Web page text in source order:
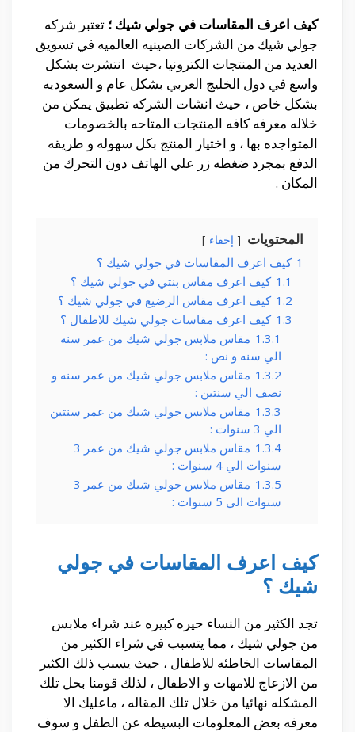
كيف اعرف المقاسات في جولي شيك ؛ تعتبر شركه
جولي شيك من الشركات الصينيه العالميه في تسويق
العديد من المنتجات الكترونيا ،حيث انتشرت بشكل
واسع في دول الخليج العربي بشكل عام و السعوديه
بشكل خاص ، حيث انشات الشركه تطبيق يمكن من
خلاله معرفه كافه المنتجات المتاحه بالخصومات
المتواجده بها ، و اختيار المنتج بكل سهوله و طريقه
الدفع بمجرد ضغطه زر علي الهاتف دون التحرك من
المكان .
المحتويات إخفاء
1 كيف اعرف المقاسات في جولي شيك ؟
1.1 كيف اعرف مقاس بنتي في جولي شيك ؟
1.2 كيف اعرف مقاس الرضيع في جولي شيك ؟
1.3 كيف اعرف مقاسات جولي شيك للاطفال ؟
1.3.1 مقاس ملابس جولي شيك من عمر سنه
الي سنه و نص :
1.3.2 مقاس ملابس جولي شيك من عمر سنه و
نصف الي سنتين :
1.3.3 مقاس ملابس جولي شيك من عمر سنتين
الي 3 سنوات :
1.3.4
مقاس ملابس جولي شيك من عمر 3
سنوات الي 4 سنوات :
1.3.5
مقاس ملابس جولي شيك من عمر 3
سنوات الي 5 سنوات :
كيف اعرف المقاسات في جولي
شيك ؟
تجد الكثير من النساء حيره كبيره عند شراء ملابس
من جولي شيك ، مما يتسبب في شراء الكثير من
المقاسات الخاطئه للاطفال ، حيث يسبب ذلك الكثير
من الازعاج للامهات و الاطفال ، لذلك قومنا بحل تلك
المشكله نهائيا من خلال تلك المقاله ، ماعليك الا
معرفه بعض المعلومات البسيطه عن الطفل و سوف